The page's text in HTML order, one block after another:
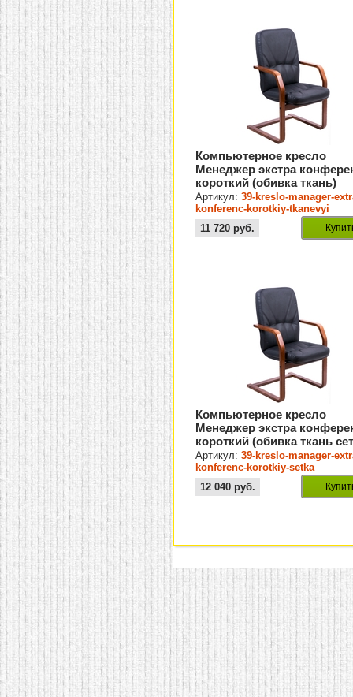
Компьютерное кресло
Менеджер экстра
короткий (обивка ткань)
Артикул:39-kreslo-manager-
konferenc-korotkiy-tkanevyi
11 720 руб.
Компьютерное кресло
Менеджер экстра
короткий (обивка ткань
3Д)
Артикул:39-kreslo-manager-
konferenc-korotkiy-setka
12 040 руб.